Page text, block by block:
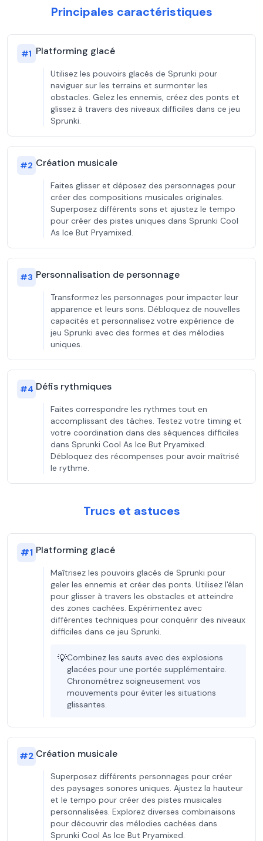
Principales caractéristiques
#1 Platforming glacé
Utilisez les pouvoirs glacés de Sprunki pour
naviguer sur les terrains et surmonter les
obstacles. Gelez les ennemis, créez des ponts et
glissez à travers des niveaux difficiles dans ce jeu
Sprunki.
#2 Création musicale
Faites glisser et déposez des personnages pour
créer des compositions musicales originales.
Superposez différents sons et ajustez le tempo
pour créer des pistes uniques dans Sprunki Cool
As Ice But Pryamixed.
#3 Personnalisation de personnage
Transformez les personnages pour impacter leur
apparence et leurs sons. Débloquez de nouvelles
capacités et personnalisez votre expérience de
jeu Sprunki avec des formes et des mélodies
uniques.
#4 Défis rythmiques
Faites correspondre les rythmes tout en
accomplissant des tâches. Testez votre timing et
votre coordination dans des séquences difficiles
dans Sprunki Cool As Ice But Pryamixed.
Débloquez des récompenses pour avoir maîtrisé
le rythme.
Trucs et astuces
#1 Platforming glacé
Maîtrisez les pouvoirs glacés de Sprunki pour
geler les ennemis et créer des ponts. Utilisez l'élan
pour glisser à travers les obstacles et atteindre
des zones cachées. Expérimentez avec
différentes techniques pour conquérir des niveaux
difficiles dans ce jeu Sprunki.
💡Combinez les sauts avec des explosions
glacées pour une portée supplémentaire.
Chronométrez soigneusement vos
mouvements pour éviter les situations
glissantes.
#2 Création musicale
Superposez différents personnages pour créer
des paysages sonores uniques. Ajustez la hauteur
et le tempo pour créer des pistes musicales
personnalisées. Explorez diverses combinaisons
pour découvrir des mélodies cachées dans
Sprunki Cool As Ice But Pryamixed.